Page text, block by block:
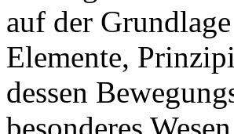
auf der
Elemente,
dessen
besonderes